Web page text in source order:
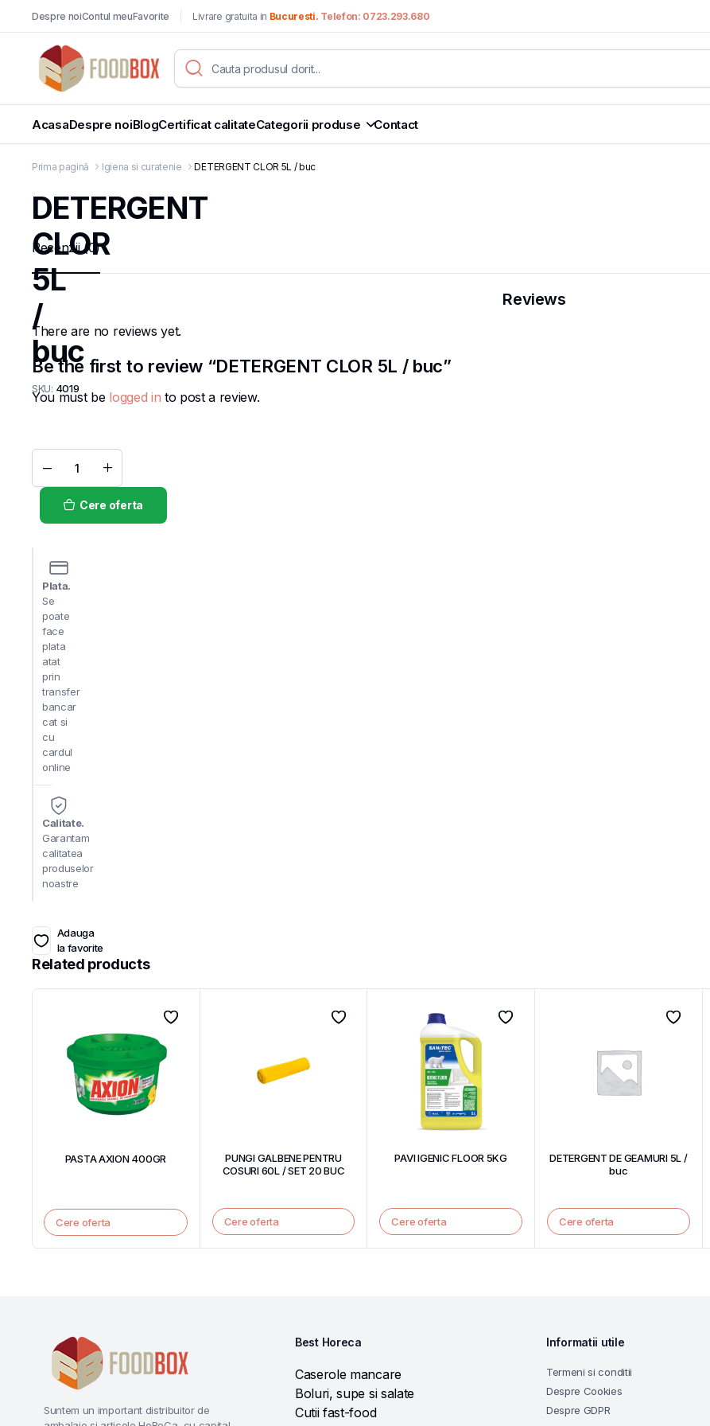
Despre noiContul meuFavorite Livrare gratuita in Bucuresti. Telefon: 0723.293.680
AcasaDespre noiBlogCertificat calitateCategorii produse Contact
Prima pagină Igiena si curatenie DETERGENT CLOR 5L / buc
DETERGENT
CLOR
5L
/
buc
SKU: 4019
DETERGENT
CLOR
5L /
quantity
Cere oferta
Plata.
Se
poate
face
plata
atat
prin
transfer
bancar
cat si
cu
cardul
online
Calitate.
Garantam
calitatea
produselor
noastre
Adauga
la favorite
Recenzii (0)
Reviews
There are no reviews yet.
Be the first to review “DETERGENT CLOR 5L / buc”
You must be logged in to post a review.
Related products
PASTA AXION 400GR
Cere oferta
PUNGI GALBENE PENTRU
COSURI 60L / SET 20 BUC
Cere oferta
PAVI IGENIC FLOOR 5KG
Cere oferta
DETERGENT DE GEAMURI 5L /
buc
Cere oferta
Suntem un important distribuitor de
Best Horeca
Caserole mancare
Boluri, supe si salate
Cutii fast-food
Informatii utile
Termeni si conditii
Despre Cookies
Despre GDPR